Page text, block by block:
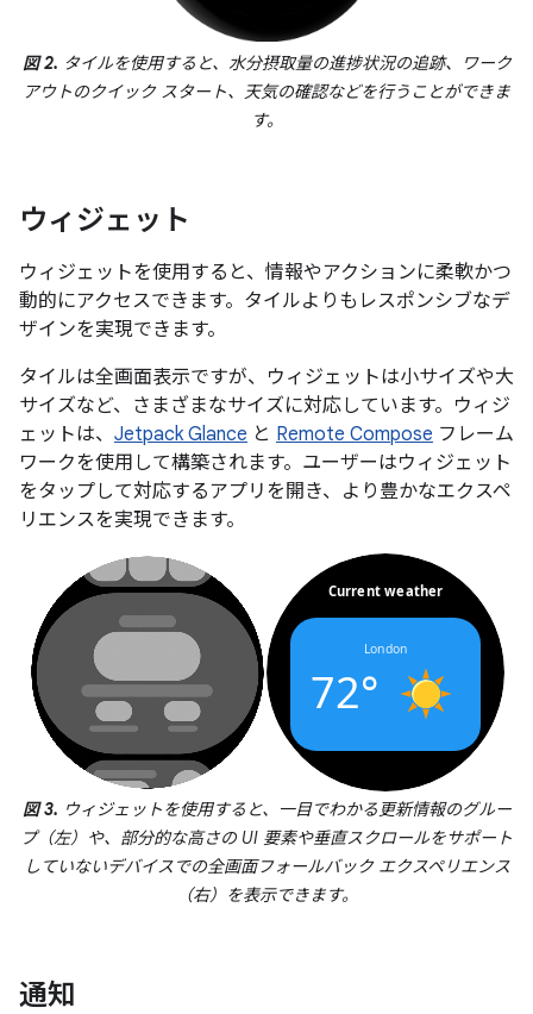
図 2. タイルを使用すると、水分摂取量の進捗状況の追跡、ワーク
アウトのクイック スタート、天気の確認などを行うことができま
す。
ウィジェット
ウィジェットを使用すると、情報やアクションに柔軟かつ
動的にアクセスできます。タイルよりもレスポンシブなデ
ザインを実現できます。
タイルは全画面表示ですが、ウィジェットは小サイズや大
サイズなど、さまざまなサイズに対応しています。ウィジ
ェットは、 Jetpack Glance と Remote Compose フレーム
ワークを使用して構築されます。ユーザーはウィジェット
をタップして対応するアプリを開き、より豊かなエクスペ
リエンスを実現できます。
図 3. ウィジェットを使用すると、一目でわかる更新情報のグルー
プ（左）や、部分的な高さの UI 要素や垂直スクロールをサポート
していないデバイスでの全画面フォールバック エクスペリエンス
（右）を表示できます。
通知